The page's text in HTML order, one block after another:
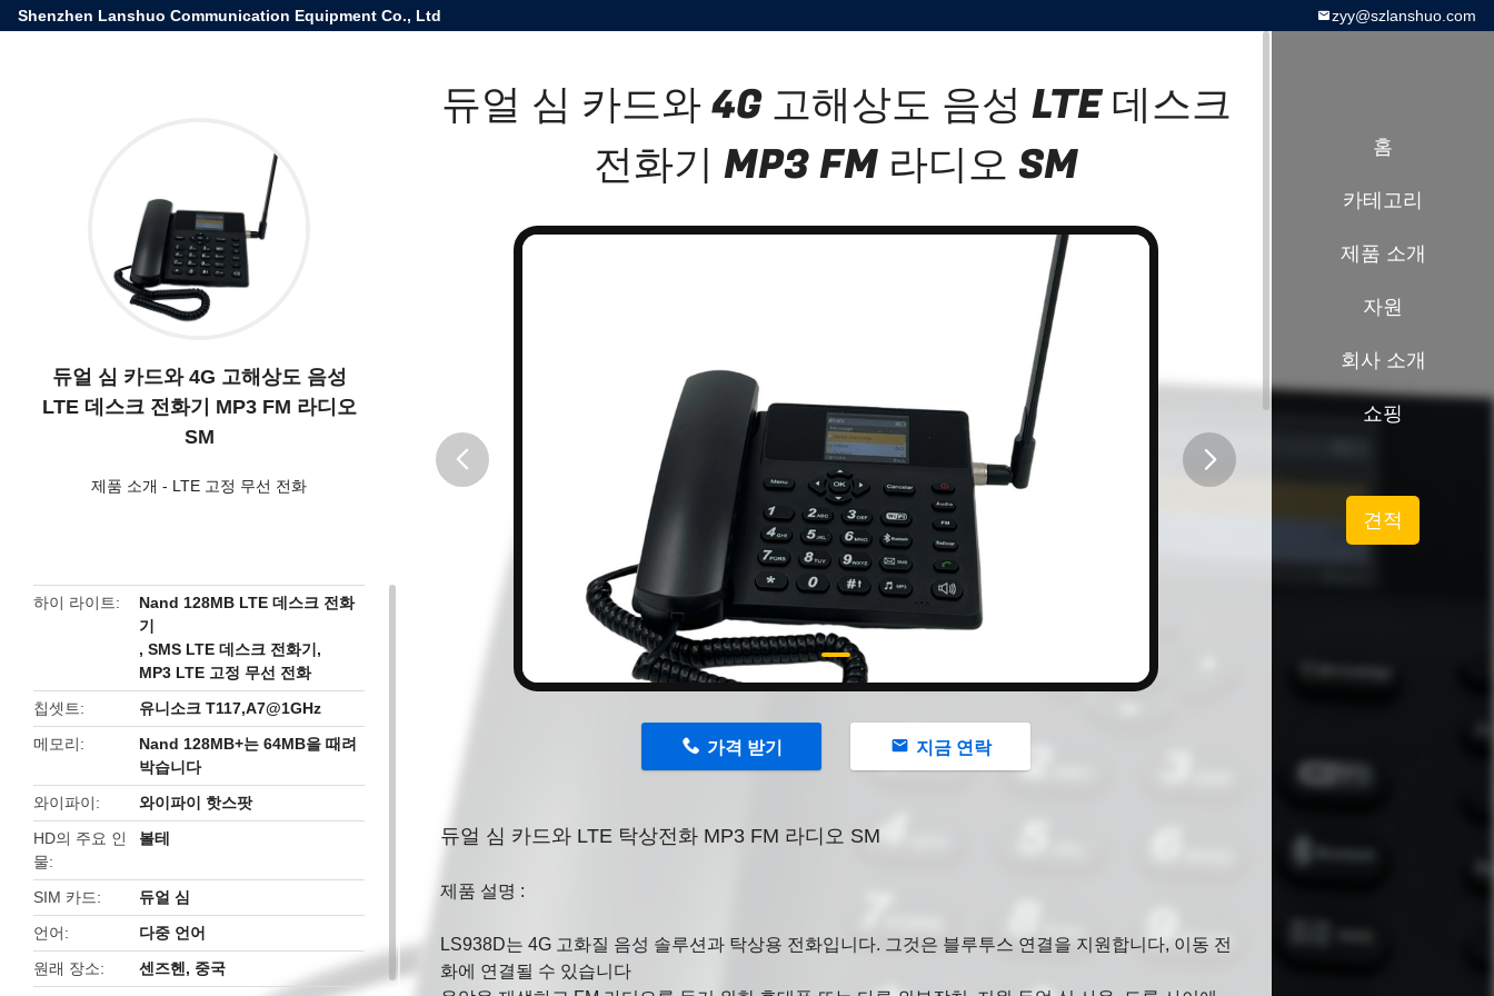
Shenzhen Lanshuo Communication Equipment Co., Ltd zyy@szlanshuo.com
듀얼 심 카드와 4G 고해상도 음성
LTE 데스크 전화기 MP3 FM 라디오
SM
제품 소개 - LTE 고정 무선 전화
하이 라이트
Nand 128MB LTE 데스크 전화
기
,SMS LTE 데스크 전화기 ,
MP3 LTE 고정 무선 전화
칩셋트
유니소크 T117,A7@1GHz
메모리
Nand 128MB+는 64MB을 때려
박습니다
와이파이
와이파이 핫스팟
HD의 주요 인
물
볼테
SIM 카드
듀얼 심
언어
다중 언어
원래 장소
센즈헨, 중국
듀얼 심 카드와 4G 고해상도 음성 LTE 데스크
전화기 MP3 FM 라디오 SM
가격 받기 지금 연락
듀얼 심 카드와 LTE 탁상전화 MP3 FM 라디오 SM
제품 설명 :
LS938D는 4G 고화질 음성 솔루션과 탁상용 전화입니다. 그것은 블루투스 연결을 지원합니다, 이동 전
화에 연결될 수 있습니다
홈
카테고리
제품 소개
자원
회사 소개
쇼핑
견적